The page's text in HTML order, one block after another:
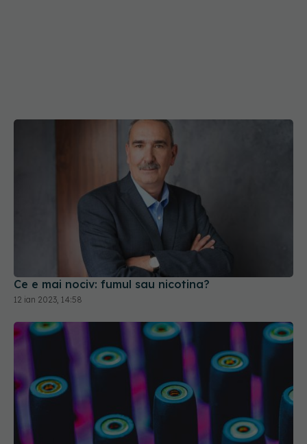
Ce e mai nociv: fumul sau nicotina?